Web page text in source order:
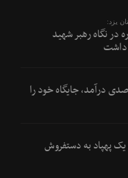
یزد:
در نگاه رهبر شهید
داشت
با رشد ۲۶ درصدی درآمد، جایگاه خود را
پهپاد به دستفروش